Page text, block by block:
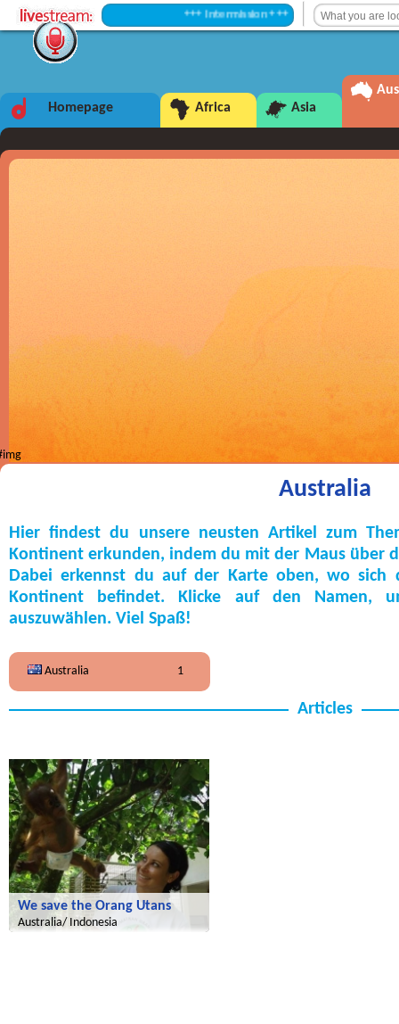
+++ Intermission +++
Homepage Africa Asia
Australia
Hier findest du unsere neusten Artikel zum
Kontinent erkunden, indem du mit der Maus über
Dabei erkennst du auf der Karte oben, wo sich
Kontinent befindet. Klicke auf den Namen,
auszuwählen. Viel Spaß!
Australia 1
Articles
We save the Orang Utans
Australia/ Indonesia